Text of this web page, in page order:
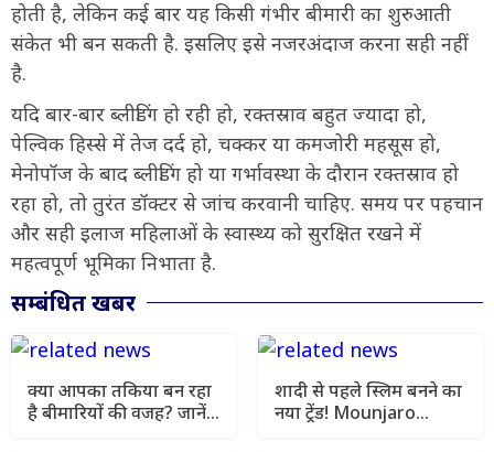
होती है, लेकिन कई बार यह किसी गंभीर बीमारी का शुरुआती
संकेत भी बन सकती है. इसलिए इसे नजरअंदाज करना सही नहीं
है.
यदि बार-बार ब्लीडिंग हो रही हो, रक्तस्राव बहुत ज्यादा हो,
पेल्विक हिस्से में तेज दर्द हो, चक्कर या कमजोरी महसूस हो,
मेनोपॉज के बाद ब्लीडिंग हो या गर्भावस्था के दौरान रक्तस्राव हो
रहा हो, तो तुरंत डॉक्टर से जांच करवानी चाहिए. समय पर पहचान
और सही इलाज महिलाओं के स्वास्थ्य को सुरक्षित रखने में
महत्वपूर्ण भूमिका निभाता है.
सम्बंधित खबर
क्या आपका तकिया बन रहा
है बीमारियों की वजह? जानें
शादी से पहले स्लिम बनने का
नया ट्रेंड! Mounjaro